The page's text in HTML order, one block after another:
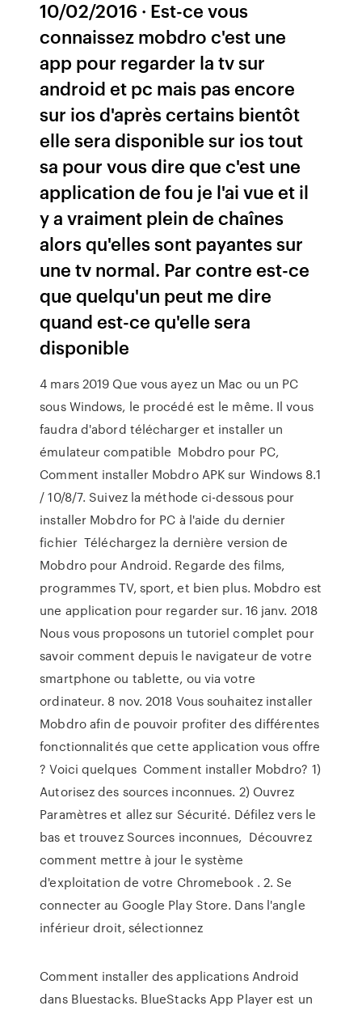
10/02/2016 · Est-ce vous
connaissez mobdro c'est une
app pour regarder la tv sur
android et pc mais pas encore
sur ios d'après certains bientôt
elle sera disponible sur ios tout
sa pour vous dire que c'est une
application de fou je l'ai vue et il
y a vraiment plein de chaînes
alors qu'elles sont payantes sur
une tv normal. Par contre est-ce
que quelqu'un peut me dire
quand est-ce qu'elle sera
disponible
4 mars 2019 Que vous ayez un Mac ou un PC
sous Windows, le procédé est le même. Il vous
faudra d'abord télécharger et installer un
émulateur compatible Mobdro pour PC,
Comment installer Mobdro APK sur Windows 8.1
/ 10/8/7. Suivez la méthode ci-dessous pour
installer Mobdro for PC à l'aide du dernier
fichier Téléchargez la dernière version de
Mobdro pour Android. Regarde des films,
programmes TV, sport, et bien plus. Mobdro est
une application pour regarder sur. 16 janv. 2018
Nous vous proposons un tutoriel complet pour
savoir comment depuis le navigateur de votre
smartphone ou tablette, ou via votre
ordinateur. 8 nov. 2018 Vous souhaitez installer
Mobdro afin de pouvoir profiter des différentes
fonctionnalités que cette application vous offre
? Voici quelques Comment installer Mobdro? 1)
Autorisez des sources inconnues. 2) Ouvrez
Paramètres et allez sur Sécurité. Défilez vers le
bas et trouvez Sources inconnues, Découvrez
comment mettre à jour le système
d'exploitation de votre Chromebook . 2. Se
connecter au Google Play Store. Dans l'angle
inférieur droit, sélectionnez
Comment installer des applications Android
dans Bluestacks. BlueStacks App Player est un